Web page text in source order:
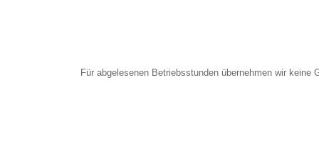
Für abgelesenen Betriebsstunden übernehmen wir keine